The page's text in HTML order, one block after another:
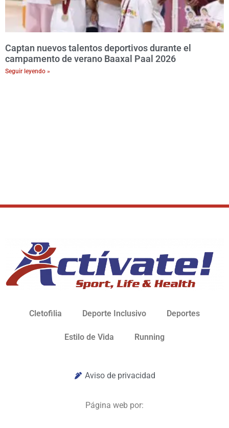
Captan nuevos talentos deportivos durante el
campamento de verano Baaxal Paal 2026
Seguir leyendo »
Cletofilia Deporte Inclusivo Deportes
Estilo de Vida Running
Aviso de privacidad
Página web por: